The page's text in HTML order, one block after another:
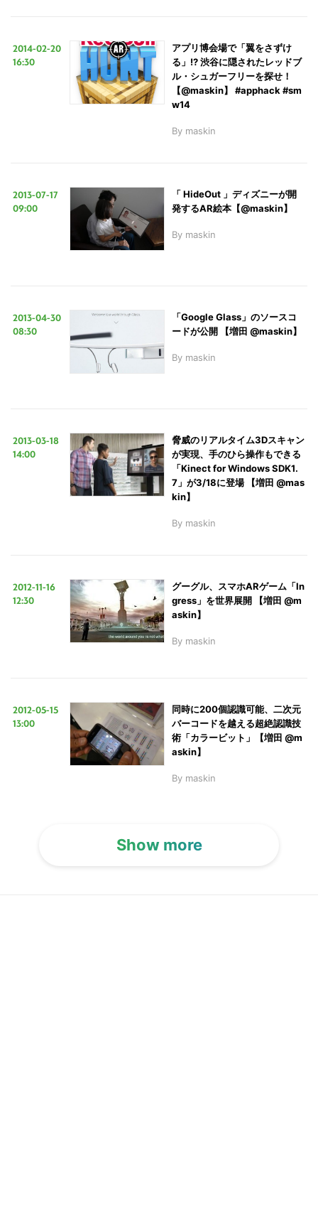
2014-02-20
16:30
アプリ博会場で「翼をさずけ
る」!? 渋谷に隠されたレッドブ
ル・シュガーフリーを探せ！
【@maskin】 #apphack #sm
w14
By maskin
2013-07-17
09:00
「 HideOut 」ディズニーが開
発するAR絵本【@maskin】
By maskin
2013-04-30
08:30
「Google Glass」のソースコ
ードが公開 【増田 @maskin】
By maskin
2013-03-18
14:00
脅威のリアルタイム3Dスキャン
が実現、手のひら操作もできる
「Kinect for Windows SDK1.
7」が3/18に登場 【増田 @mas
kin】
By maskin
2012-11-16
12:30
グーグル、スマホARゲーム「In
gress」を世界展開 【増田 @m
askin】
By maskin
2012-05-15
13:00
同時に200個認識可能、二次元
バーコードを越える超絶認識技
術「カラービット」【増田 @m
askin】
By maskin
Show more
の
サ
る